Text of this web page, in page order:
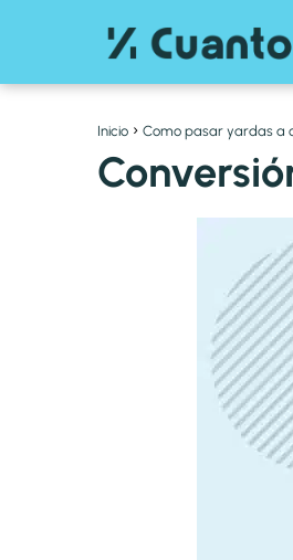
Inicio Como pasar yardas a